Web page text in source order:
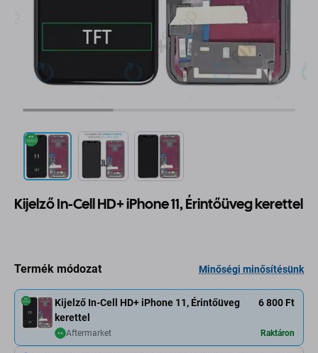
Kijelző In-Cell HD+ iPhone 11, Érintőüveg kerettel
Termék módozat Minőségi minősítésünk
Kijelző In-Cell HD+ iPhone 11, Érintőüveg
kerettel
6 800 Ft
Aftermarket Raktáron